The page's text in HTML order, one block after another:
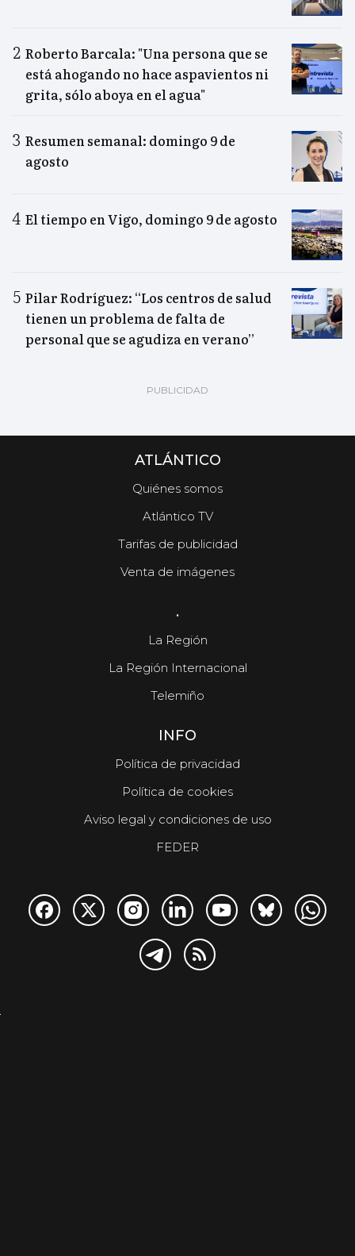
Roberto Barcala: "Una persona que se
está ahogando no hace aspavientos ni
grita, sólo aboya en el agua"
Resumen semanal: domingo 9 de
agosto
El tiempo en Vigo, domingo 9 de agosto
Pilar Rodríguez: “Los centros de salud
tienen un problema de falta de
personal que se agudiza en verano”
ATLÁNTICO
Quiénes somos
Atlántico TV
Tarifas de publicidad
Venta de imágenes
.
La Región
La Región Internacional
Telemiño
INFO
Política de privacidad
Política de cookies
Aviso legal y condiciones de uso
FEDER